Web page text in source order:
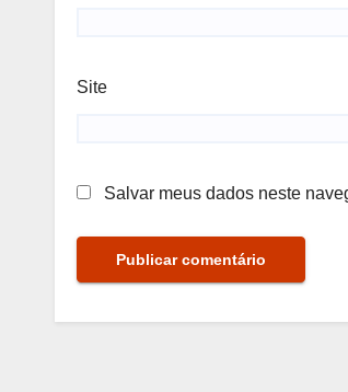
Site
Salvar meus dados neste